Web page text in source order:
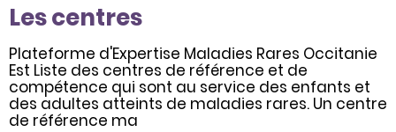
Les centres
Plateforme d'Expertise Maladies Rares Occitanie
Est Liste des centres de référence et de
compétence qui sont au service des enfants et
des adultes atteints de maladies rares. Un centre
de référence ma